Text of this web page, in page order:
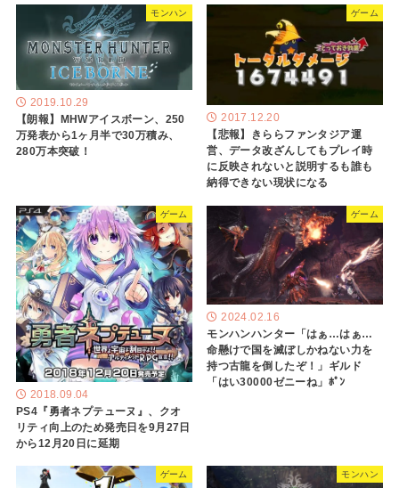
モンハン
2019.10.29
【朗報】MHWアイスボーン、250
万発表から1ヶ月半で30万積み、
280万本突破！
ゲーム
2017.12.20
【悲報】きららファンタジア運
営、データ改ざんしてもプレイ時
に反映されないと説明するも誰も
納得できない現状になる
ゲーム
2018.09.04
PS4『勇者ネプテューヌ』、クオ
リティ向上のため発売日を9月27日
から12月20日に延期
ゲーム
2024.02.16
モンハンハンター「はぁ…はぁ…
命懸けで国を滅ぼしかねない力を
持つ古龍を倒したぞ！」ギルド
「はい30000ゼニーね」ﾎﾟﾝ
ゲーム モンハン